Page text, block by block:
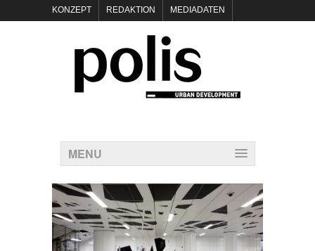
KONZEPT REDAKTION MEDIADATEN
POLIS KEYNOTES
KONTAKT DATENSCHUTZ IMPRESSUM
MENU